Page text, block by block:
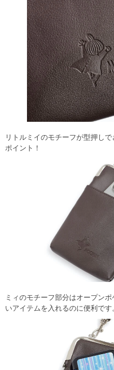
リトルミイのモチーフが型押し
ポイント！
ミィのモチーフ部分はオープン
いアイテムを入れるのに便利です